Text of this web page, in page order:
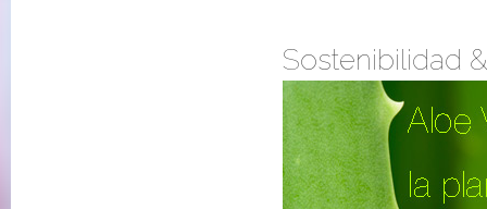
Sostenibilidad